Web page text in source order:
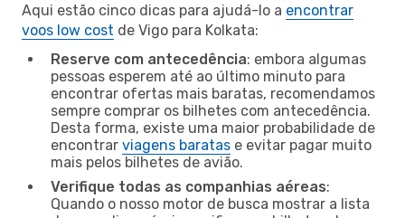
Aqui estão cinco dicas para ajudá-lo a encontrar
voos low cost de Vigo para Kolkata:
Reserve com antecedência: embora algumas
pessoas esperem até ao último minuto para
encontrar ofertas mais baratas, recomendamos
sempre comprar os bilhetes com antecedência.
Desta forma, existe uma maior probabilidade de
encontrar viagens baratas e evitar pagar muito
mais pelos bilhetes de avião.
Verifique todas as companhias aéreas:
Quando o nosso motor de busca mostrar a lista